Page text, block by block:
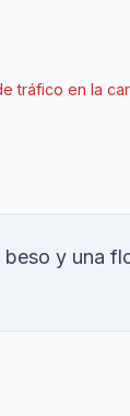
tráfico en la
y una